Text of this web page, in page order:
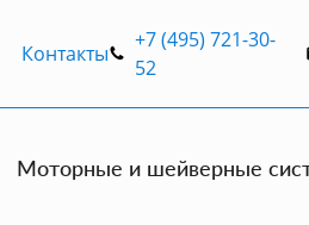
Контакты
+7 (495) 721-30-
52
Моторные и шейверные